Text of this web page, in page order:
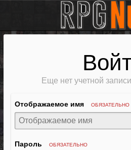
Еще нет учетной
Отображаемое имя ОБЯЗАТЕЛЬНО
Пароль ОБЯЗАТЕЛЬНО